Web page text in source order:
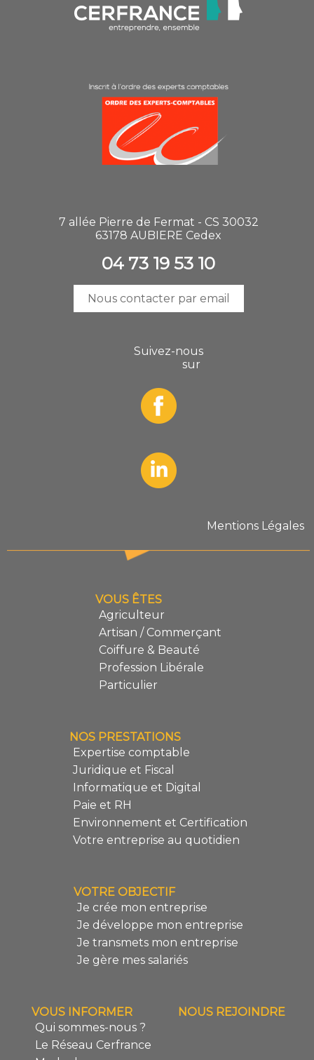
7 allée Pierre de Fermat - CS 30032
63178 AUBIERE Cedex
04 73 19 53 10
Nous contacter par email
Suivez-nous
sur
Mentions Légales
VOUS ÊTES
Agriculteur
Artisan / Commerçant
Coiffure & Beauté
Profession Libérale
Particulier
NOS PRESTATIONS
Expertise comptable
Juridique et Fiscal
Informatique et Digital
Paie et RH
Environnement et Certification
Votre entreprise au quotidien
VOTRE OBJECTIF
Je crée mon entreprise
Je développe mon entreprise
Je transmets mon entreprise
Je gère mes salariés
VOUS INFORMER
Qui sommes-nous ?
Le Réseau Cerfrance
NOUS REJOINDRE